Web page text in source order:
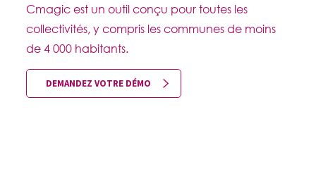
Cmagic est un outil conçu pour toutes les
collectivités, y compris les communes de moins
de 4 000 habitants.
DEMANDEZ VOTRE DÉMO